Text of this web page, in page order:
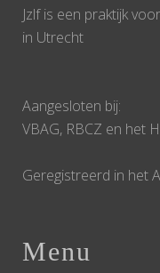
Jzlf is een praktijk
in Utrecht
Aangesloten bij:
VBAG, RBCZ en het
Geregistreerd in het
Menu